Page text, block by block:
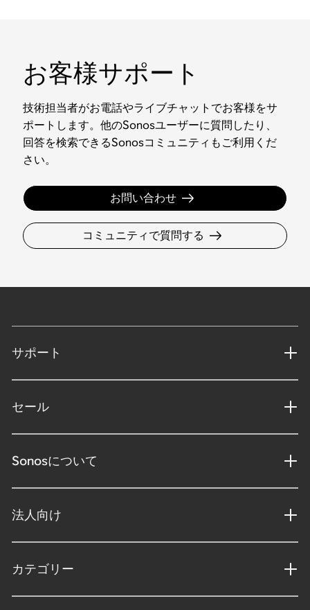
お客様サポート
技術担当者がお電話やライブチャットでお客様をサ
ポートします。他のSonosユーザーに質問したり、
回答を検索できるSonosコミュニティもご利用くだ
さい。
お問い合わせ
コミュニティで質問する
サポート
セール
Sonosについて
法人向け
カテゴリー